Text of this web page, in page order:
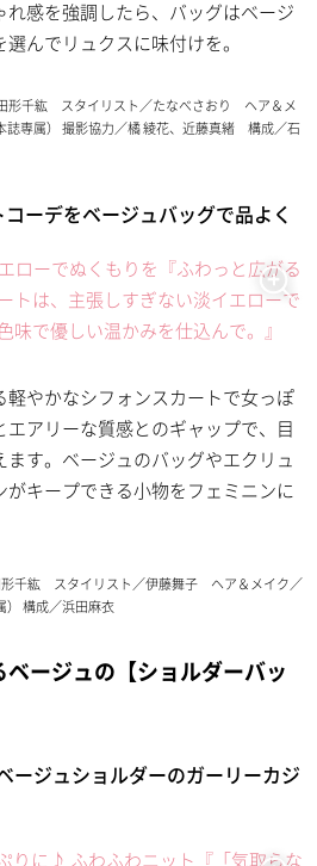
感を強調したら、バッグはベージ
んでリュクスに味付けを。
形千紘 スタイリスト／たなべさおり ヘア＆メ
専属） 撮影協力／橘 綾花、近藤真緒 構成／石
コーデをベージュバッグで品よく
軽やかなシフォンスカートで女っぽ
アリーな質感とのギャップで、目
す。ベージュのバッグやエクリュ
キープできる小物をフェミニンに
形千紘 スタイリスト／伊藤舞子 ヘア＆メイク／
構成／浜田麻衣
ージュの【ショルダーバッ
ージュショルダーのガーリーカジ